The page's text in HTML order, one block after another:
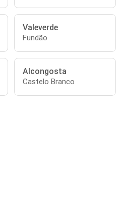
Valeverde
Fundão
Alcongosta
Castelo Branco